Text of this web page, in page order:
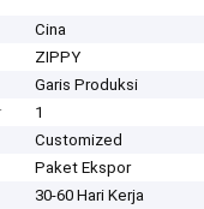
Cina
ZIPPY
Garis Produksi
1
Customized
Paket Ekspor
30-60 Hari Kerja